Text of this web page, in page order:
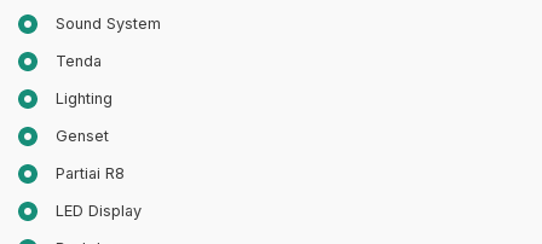
Sound System
Tenda
Lighting
Genset
Partiai R8
LED Display